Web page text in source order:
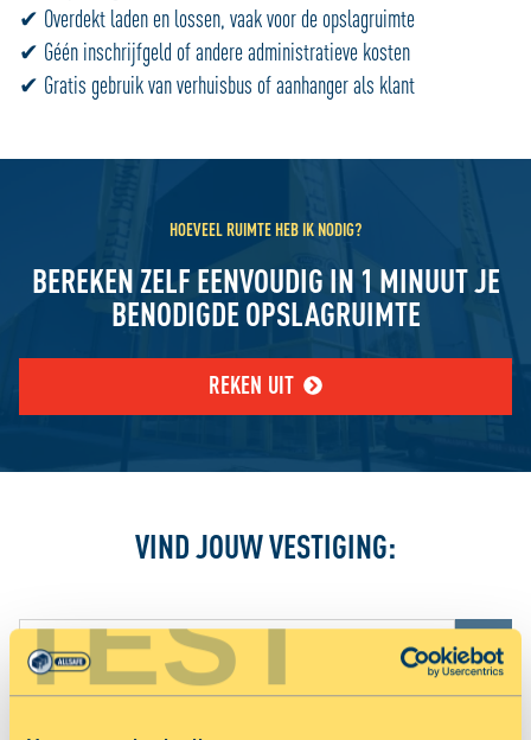
TEST
✔ Overdekt laden en lossen, vaak voor de opslagruimte
✔ Géén inschrijfgeld of andere administratieve kosten
✔ Gratis gebruik van verhuisbus of aanhanger als klant
HOEVEEL RUIMTE HEB IK NODIG?
BEREKEN ZELF EENVOUDIG IN 1 MINUUT JE
BENODIGDE OPSLAGRUIMTE
REKEN UIT
VIND JOUW VESTIGING:
Jouw locatiediensten zijn uitgeschakeld.